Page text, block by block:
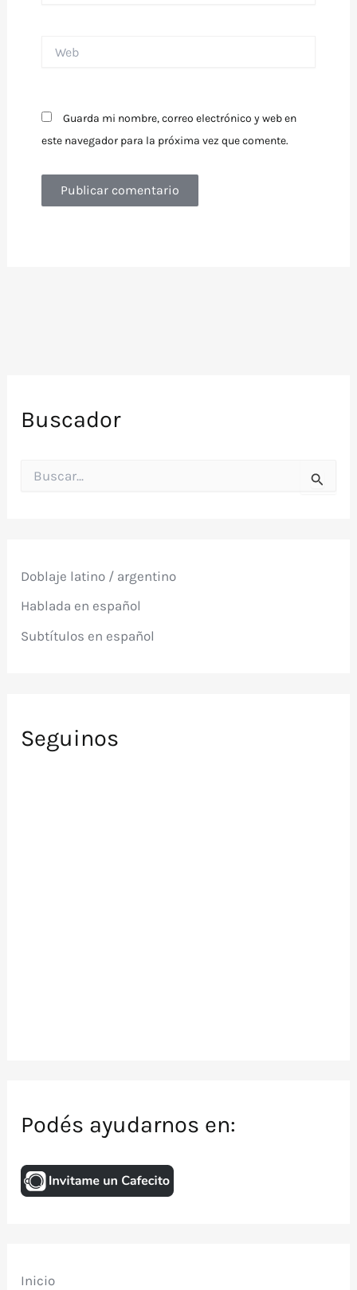
Guarda mi nombre, correo electrónico y web en
este navegador para la próxima vez que comente.
Buscador
o
:
Doblaje latino / argentino
Hablada en español
Subtítulos en español
Seguinos
Podés ayudarnos en:
Inicio